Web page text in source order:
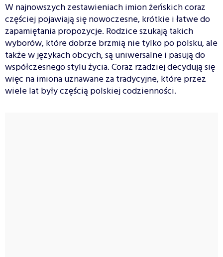
W najnowszych zestawieniach imion żeńskich coraz
częściej pojawiają się nowoczesne, krótkie i łatwe do
zapamiętania propozycje. Rodzice szukają takich
wyborów, które dobrze brzmią nie tylko po polsku, ale
także w językach obcych, są uniwersalne i pasują do
współczesnego stylu życia. Coraz rzadziej decydują się
więc na imiona uznawane za tradycyjne, które przez
wiele lat były częścią polskiej codzienności.